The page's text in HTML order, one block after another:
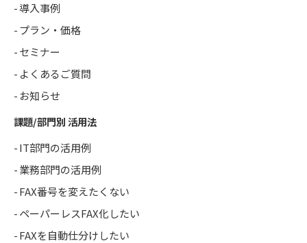
導入事例
プラン・価格
セミナー
よくあるご質問
お知らせ
課題/部門別 活用法
IT部門の活用例
業務部門の活用例
FAX番号を変えたくない
ペーパーレスFAX化したい
FAXを自動仕分けしたい